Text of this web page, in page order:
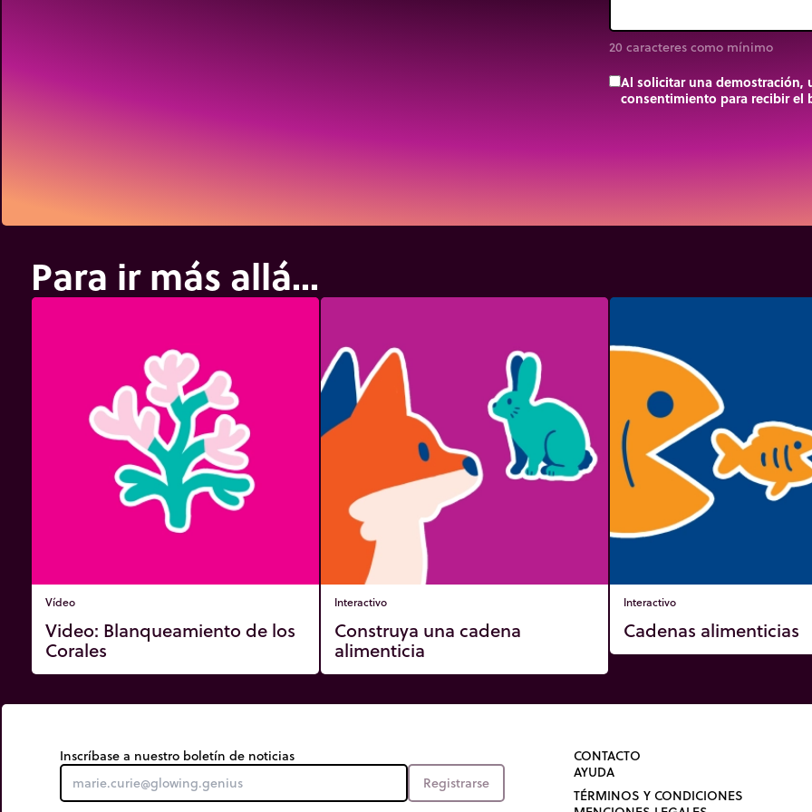
20 caracteres como mínimo
Al solicitar una demostración,
consentimiento para recibir el
Para ir más allá...
Vídeo
Video: Blanqueamiento de los
Corales
Interactivo
Construya una cadena
alimenticia
Interactivo
Cadenas alimenticias
Inscríbase a nuestro boletín de noticias
Registrarse
CONTACTO
AYUDA
TÉRMINOS Y CONDICIONES